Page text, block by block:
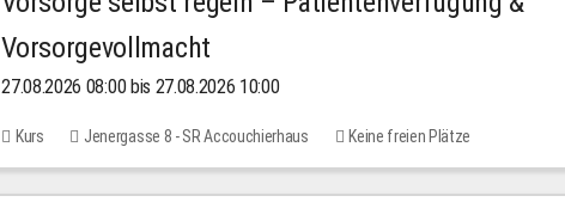
Vorsorgevollmacht
27.08.2026 08:00 bis 27.08.2026 10:00
Kurs Jenergasse 8 - SR Accouchierhaus Keine freien Plätze